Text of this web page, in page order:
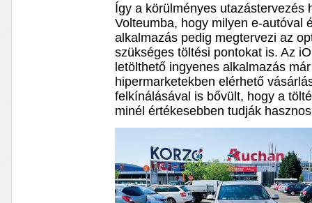
Így a körülményes utazástervezés
Volteumba, hogy milyen e-autóval
alkalmazás pedig megtervezi az
szükséges töltési pontokat is. Az
letölthető ingyenes alkalmazás
hipermarketekben elérhető
felkínálásával is bővült, hogy a
minél értékesebben tudják